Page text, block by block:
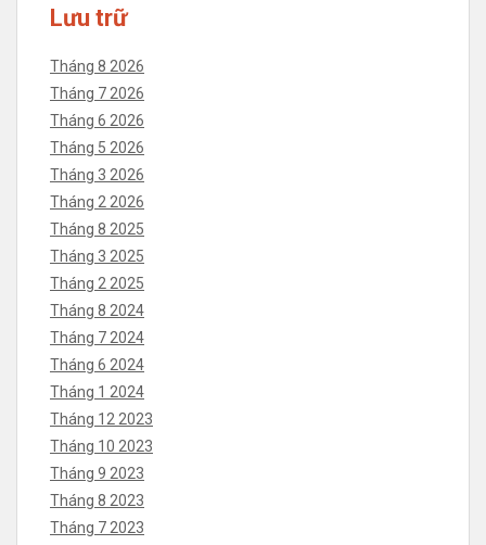
Lưu trữ
Tháng 8 2026
Tháng 7 2026
Tháng 6 2026
Tháng 5 2026
Tháng 3 2026
Tháng 2 2026
Tháng 8 2025
Tháng 3 2025
Tháng 2 2025
Tháng 8 2024
Tháng 7 2024
Tháng 6 2024
Tháng 1 2024
Tháng 12 2023
Tháng 10 2023
Tháng 9 2023
Tháng 8 2023
Tháng 7 2023